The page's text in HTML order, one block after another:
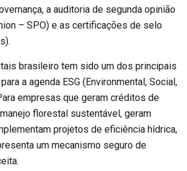
a auditoria de segunda opinião
– SPO) e as certificações de selo
brasileiro tem sido um dos principais
a agenda ESG (Environmental, Social,
empresas que geram créditos de
florestal sustentável, geram
projetos de eficiência hídrica,
um mecanismo seguro de